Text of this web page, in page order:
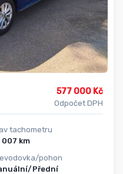
577 000 Kč
Odpočet DPH
tachometru
10 007 km
pohon
Přední